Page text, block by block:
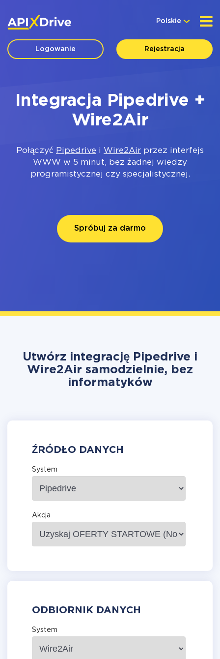
Polskie
Logowanie Rejestracja
Integracja Pipedrive +
Wire2Air
Połączyć Pipedrive i Wire2Air przez interfejs
WWW w 5 minut, bez żadnej wiedzy
programistycznej czy specjalistycznej.
Spróbuj za darmo
Utwórz integrację Pipedrive i
Wire2Air samodzielnie, bez
informatyków
ŹRÓDŁO DANYCH
System
Akcja
ODBIORNIK DANYCH
System